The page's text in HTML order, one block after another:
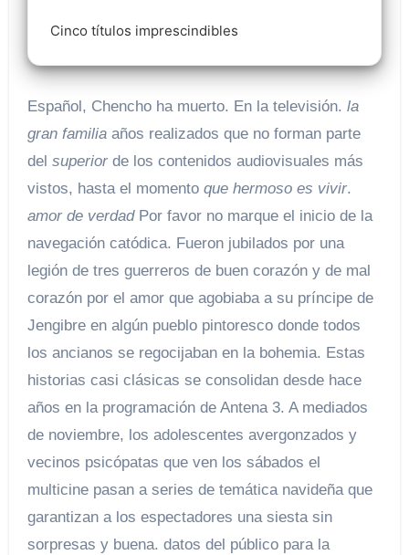
Cinco títulos imprescindibles
Español, Chencho ha muerto. En la televisión. la
gran familia años realizados que no forman parte
del superiorde los contenidos audiovisuales más
vistos, hasta el momento que hermoso es vivir.
amor de verdadPor favor no marque el inicio de la
navegación catódica. Fueron jubilados por una
legión de tres guerreros de buen corazón y de mal
corazón por el amor que agobiaba a su príncipe de
Jengibre en algún pueblo pintoresco donde todos
los ancianos se regocijaban en la bohemia. Estas
historias casi clásicas se consolidan desde hace
años en la programación de Antena 3. A mediados
de noviembre, los adolescentes avergonzados y
vecinos psicópatas que ven los sábados el
multicine pasan a series de temática navideña que
garantizan a los espectadores una siesta sin
sorpresas y buena. datos del público para la